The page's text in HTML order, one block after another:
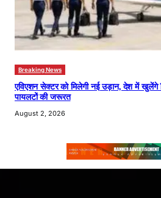
Breaking News
एविएशन सेक्टर को मिलेगी नई उड़ान, देश में
पायलटों की जरूरत
August 2, 2026